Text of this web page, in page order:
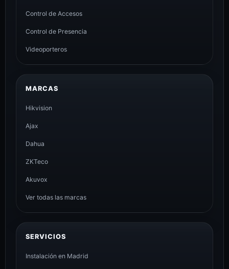
Control de Accesos
Control de Presencia
Videoporteros
MARCAS
Hikvision
Ajax
Dahua
ZKTeco
Akuvox
Ver todas las marcas
SERVICIOS
Instalación en Madrid